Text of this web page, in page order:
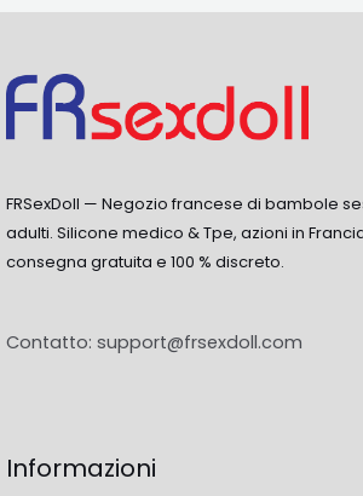
FRSexDoll — Negozio francese di bambole
adulti. Silicone medico & Tpe, azioni in
consegna gratuita e 100 % discreto.
Contatto: support@frsexdoll.com
Informazioni